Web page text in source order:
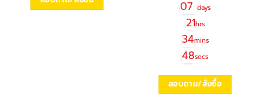
07 days
21hrs
34mins
48secs
สอบถาม/สั่งซื้อ